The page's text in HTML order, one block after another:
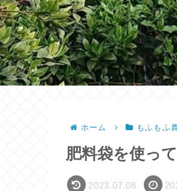
ホーム もふもふ
肥料袋を使っ
2023.07.08